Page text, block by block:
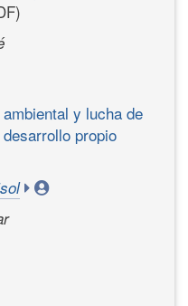
y lucha de
propio